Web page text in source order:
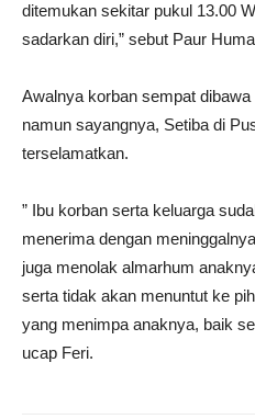
ditemukan sekitar pukul 13.00
sadarkan diri,” sebut Paur
Awalnya korban sempat
namun sayangnya, Setiba di
terselamatkan.
” Ibu korban serta keluarga
menerima dengan
juga menolak almarhum
serta tidak akan menuntut ke
yang menimpa anaknya, baik
ucap Feri.